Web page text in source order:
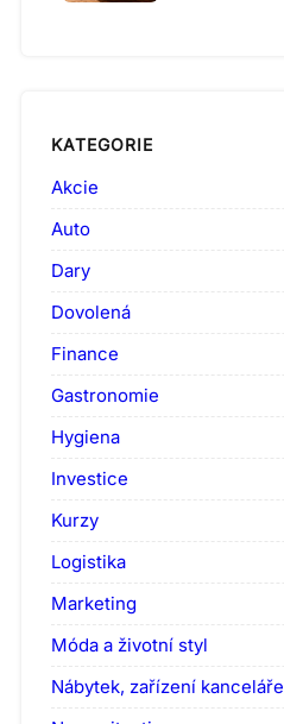
KATEGORIE
Akcie
Auto
Dary
Dovolená
Finance
Gastronomie
Hygiena
Investice
Kurzy
Logistika
Marketing
Móda a životní styl
Nábytek, zařízení kanceláře